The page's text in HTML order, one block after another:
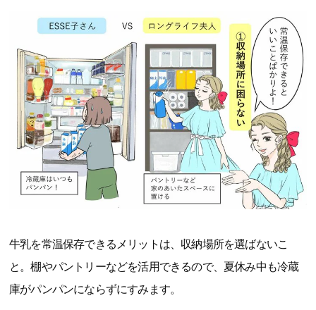
牛乳を常温保存できるメリットは、収納場所を選ばないこ
と。棚やパントリーなどを活用できるので、夏休み中も冷蔵
庫がパンパンにならずにすみます。